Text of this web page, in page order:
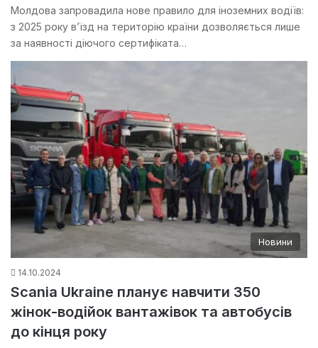
Молдова запровадила нове правило для іноземних водіїв:
з 2025 року в’їзд на територію країни дозволяється лише
за наявності діючого сертифіката…
Новини
14.10.2024
Scania Ukraine планує навчити 350
жінок-водійок вантажівок та автобусів
до кінця року